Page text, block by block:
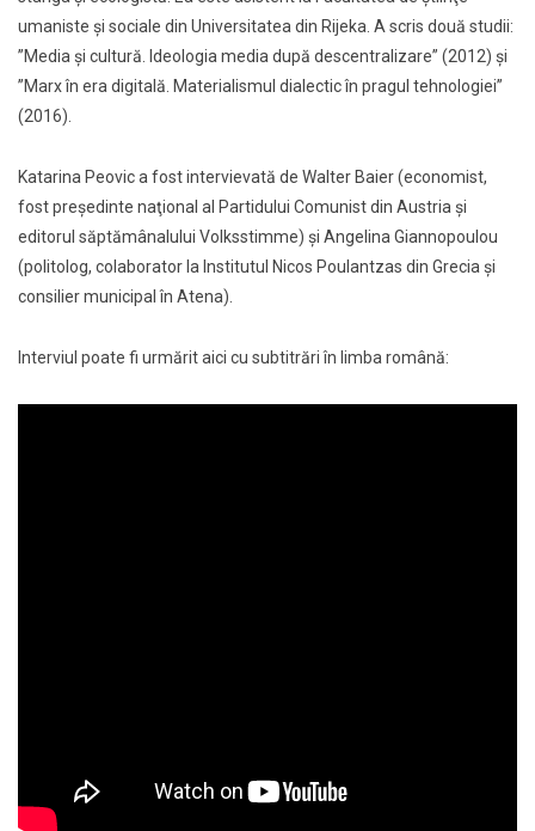
umaniste şi sociale din Universitatea din Rijeka. A scris două studii:
”Media şi cultură. Ideologia media după descentralizare” (2012) şi
”Marx în era digitală. Materialismul dialectic în pragul tehnologiei”
(2016).
Katarina Peovic a fost intervievată de Walter Baier (economist,
fost preşedinte naţional al Partidului Comunist din Austria şi
editorul săptămânalului Volksstimme) şi Angelina Giannopoulou
(politolog, colaborator la Institutul Nicos Poulantzas din Grecia şi
consilier municipal în Atena).
Interviul poate fi urmărit aici cu subtitrări în limba română: